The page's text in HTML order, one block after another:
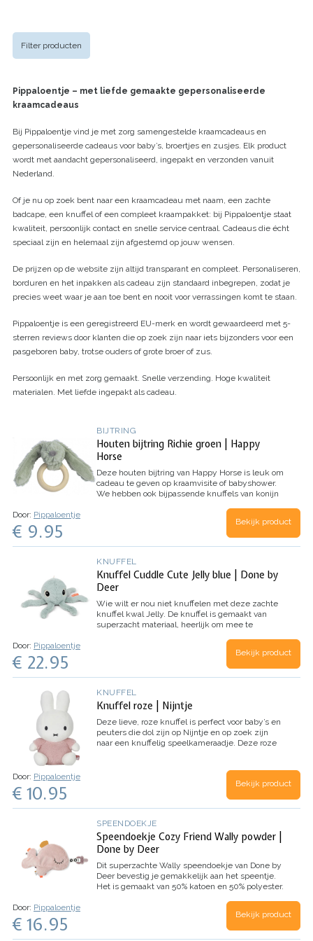
Filter producten
Pippaloentje – met liefde gemaakte gepersonaliseerde
kraamcadeaus
Bij Pippaloentje vind je met zorg samengestelde kraamcadeaus en
gepersonaliseerde cadeaus voor baby’s, broertjes en zusjes. Elk product
wordt met aandacht gepersonaliseerd, ingepakt en verzonden vanuit
Nederland.
Of je nu op zoek bent naar een kraamcadeau met naam, een zachte
badcape, een knuffel of een compleet kraampakket: bij Pippaloentje staat
kwaliteit, persoonlijk contact en snelle service centraal. Cadeaus die écht
speciaal zijn en helemaal zijn afgestemd op jouw wensen.
De prijzen op de website zijn altijd transparant en compleet. Personaliseren,
borduren en het inpakken als cadeau zijn standaard inbegrepen, zodat je
precies weet waar je aan toe bent en nooit voor verrassingen komt te staan.
Pippaloentje is een geregistreerd EU-merk en wordt gewaardeerd met 5-
sterren reviews door klanten die op zoek zijn naar iets bijzonders voor een
pasgeboren baby, trotse ouders of grote broer of zus.
Persoonlijk en met zorg gemaakt. Snelle verzending. Hoge kwaliteit
materialen. Met liefde ingepakt als cadeau.
BIJTRING
Houten bijtring Richie groen | Happy
Horse
Deze houten bijtring van Happy Horse is leuk om
cadeau te geven op kraamvisite of babyshower.
We hebben ook bijpassende knuffels van konijn
Deze handige bijtring zit
Let op:
brievenbuspakketjes versturen we met GLS en
kunnen niet naar een afhaalpunt worden
verstuurd.
Door: Pippaloentje
€ 9.95 Bekijk product
KNUFFEL
Knuffel Cuddle Cute Jelly blue | Done by
Deer
Wie wilt er nou niet knuffelen met deze zachte
knuffel kwal Jelly. De knuffel is gemaakt van
superzacht materiaal, heerlijk om mee te
ze geboren zijn. Maar ook grote kindjes
Door: Pippaloentje
€ 22.95 Bekijk product
KNUFFEL
Knuffel roze | Nijntje
Deze lieve, roze knuffel is perfect voor baby’s en
peuters die dol zijn op Nijntje en op zoek zijn
naar een knuffelig speelkameraadje. Deze roze
Het biedt een gevoel van comfort, geborgenheid
en het stimuleert de verbeelding en creativiteit.
De knuffel roze Nijntje is gemaakt van
hoogwaardige materialen en is veilig voor
de strengste veiligheidsnormen en is ontworpen
om lang mee te gaan.
Deze roze Nijntje knuffel
is 25 cm groot. Leuk om cadeau te geven op een
babyshower of als kraamcadeau.
Door: Pippaloentje
€ 10.95 Bekijk product
SPEENDOEKJE
Speendoekje Cozy Friend Wally powder |
Done by Deer
​​Dit superzachte Wally speendoekje van Done by
Deer bevestig je gemakkelijk aan het speentje.
Het is gemaakt van 50% katoen en 50% polyester.
geboren zijn. Het knuffeldoekje kan gewoon in
Let op:
brievenbuspakketjes versturen we met GLS en
kunnen niet naar een afhaalpunt worden
Door: Pippaloentje
€ 16.95 Bekijk product